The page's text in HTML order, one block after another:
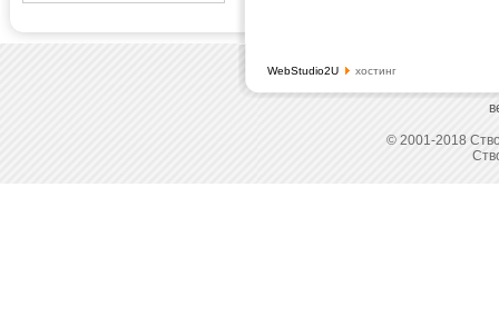
WebStudio2U хостинг
© 2001-2018